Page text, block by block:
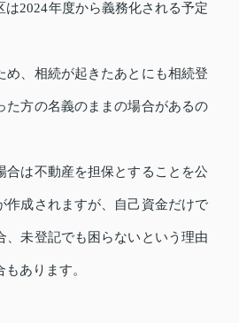
は2024年度から義務化される予定
め、相続が起きたあとにも相続登
た方の名義のままの場合があるの
合は不動産を担保とすることを公
作成されますが、自己資金だけで
、未登記でも困らないという理由
あります。